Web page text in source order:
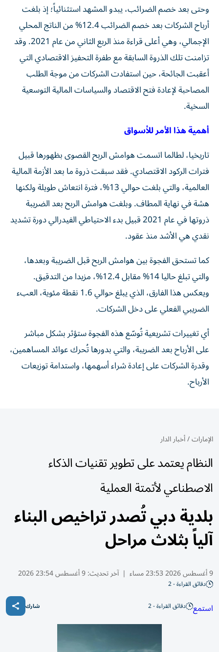
وحتى بعد خصم الضرائب، يبدو المشهد استثنائياً؛ إذ بلغت
أرباح الشركات بعد خصم الضرائب 12.4% من الناتج المحلي
الإجمالي، وهي أعلى قراءة منذ الربع الثاني من عام 2021. وقد
تزامنت تلك الذروة السابقة مع طفرة التحفيز الاقتصادي التي
أعقبت الجائحة، حين استفادت الشركات من موجة الطلب
المصاحبة لإعادة فتح الاقتصاد والسياسات المالية التوسعية
السخية.
أهمية هذا الأمر للأسواق
تاريخيا، لطالما اتسمت هوامش الربح القصوى بظهورها قبيل
فترات الركود الاقتصادي. فقد سبقت ذروة ما بعد الأزمة المالية
العالمية، والتي بلغت حوالي 13%، فترة انتعاش طويلة ولكنها
هشة في نهاية المطاف. وبلغت هوامش الربح بعد الضريبة
ذروتها في عام 2021 قبيل بدء الاحتياطي الفيدرالي دورة تشديد
نقدي هي الأشد منذ عقود.
كما تستحق الفجوة بين هوامش الربح قبل الضريبة وبعدها،
والتي تبلغ حاليا 14% مقابل 12.4%، مزيدا من التدقيق.
ويعكس هذا الفارق، الذي يبلغ حوالي 1.6 نقطة مئوية، العبء
الضريبي الفعلي على دخل الشركات.
أي تغييرات تشريعية تُوسّع هذه الفجوة ستؤثر بشكل مباشر
على الأرباح بعد الضريبة، والتي بدورها تُحرك عوائد المساهمين،
وقدرة الشركات على إعادة شراء أسهمها، واستدامة توزيعات
الأرباح.
الإمارات/أخبار الدار
النظام يعتمد على تطوير تقنيات الذكاء
الاصطناعي لأتمتة العملية
بلدية دبي تُصدر تراخيص البناء
آلياً بثلاث مراحل
9 أغسطس 2026 23:53 مساء | آخر تحديث:9 أغسطس 23:54 2026
دقائق القراءة - 2
استمع دقائق القراءة - 2 شارك